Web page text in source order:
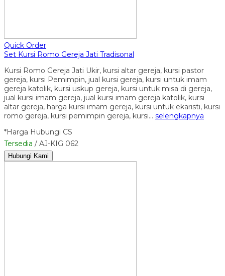
Quick Order
Set Kursi Romo Gereja Jati Tradisonal
Kursi Romo Gereja Jati Ukir, kursi altar gereja, kursi pastor
gereja, kursi Pemimpin, jual kursi gereja, kursi untuk imam
gereja katolik, kursi uskup gereja, kursi untuk misa di gereja,
jual kursi imam gereja, jual kursi imam gereja katolik, kursi
altar gereja, harga kursi imam gereja, kursi untuk ekaristi, kursi
romo gereja, kursi pemimpin gereja, kursi… selengkapnya
*Harga Hubungi CS
Tersedia / AJ-KIG 062
Hubungi Kami